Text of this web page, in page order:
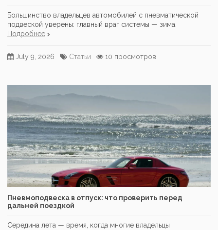
Большинство владельцев автомобилей с пневматической
подвеской уверены: главный враг системы — зима.
Подробнее
July 9, 2026 Статьи 10 просмотров
Пневмоподвеска в отпуск: что проверить перед
дальней поездкой
Середина лета — время, когда многие владельцы